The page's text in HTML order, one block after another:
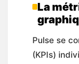
La
Pulse se
(KPIs)